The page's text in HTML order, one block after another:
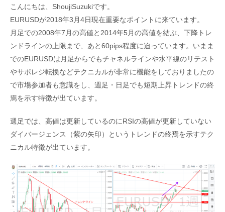
こんにちは、ShoujiSuzukiです。
EURUSDが2018年3月4日現在重要なポイントに来ています。
月足での2008年7月の高値と2014年5月の高値を結ぶ、下降トレ
ンドラインの上限まで、あと60pips程度に迫っています。いまま
でのEURUSDは月足からでもチャネルラインや水平線のリテスト
やサポレジ転換などテクニカルが非常に機能をしておりましたの
で市場参加者も意識をし、週足・日足でも短期上昇トレンドの終
焉を示す特徴が出ています。
週足では、高値は更新しているのにRSIの高値が更新していない
ダイバージェンス（紫の矢印）というトレンドの終焉を示すテク
ニカル特徴が出ています。